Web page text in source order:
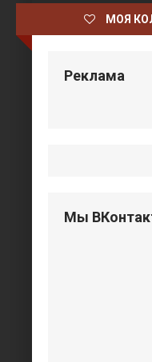
МОЯ
Реклама
Мы